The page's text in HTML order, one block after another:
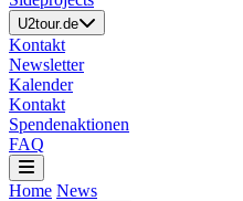
U2tour.de
Kontakt
Newsletter
Kalender
Kontakt
Spendenaktionen
FAQ
Home News